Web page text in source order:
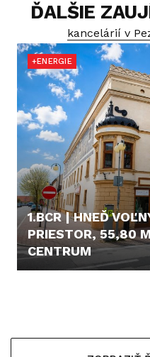
ĎALŠIE
kancelárií v
+ENERGIE
1.BCR | HNEĎ
PRIESTOR, 55,80
CENTRUM